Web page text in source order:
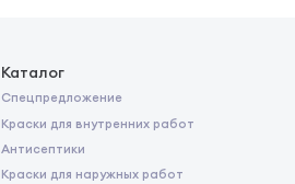
Каталог
Спецпредложение
Краски для внутренних работ
Антисептики
Краски для наружных работ